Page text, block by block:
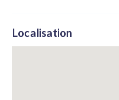
Localisation